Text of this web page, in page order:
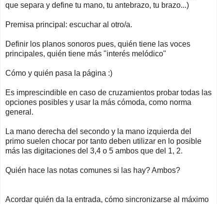
que separa y define tu mano, tu antebrazo, tu brazo...)
Premisa principal: escuchar al otro/a.
Definir los planos sonoros pues, quién tiene las voces
principales, quién tiene más "interés melódico"
Cómo y quién pasa la página :)
Es imprescindible en caso de cruzamientos probar todas las
opciones posibles y usar la más cómoda, como norma
general.
La mano derecha del secondo y la mano izquierda del
primo suelen chocar por tanto deben utilizar en lo posible
más las digitaciones del 3,4 o 5 ambos que del 1, 2.
Quién hace las notas comunes si las hay? Ambos?
Acordar quién da la entrada, cómo sincronizarse al máximo